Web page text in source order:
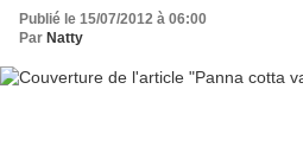
Publié le 15/07/2012 à 06:00
Par Natty